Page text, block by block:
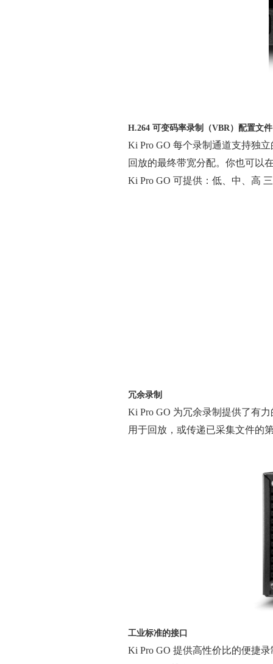
H.264 可变码率录制（VBR）配置文件
Ki Pro GO 每个录制通道支持独
回放的最终带宽分配。 你也可以
Ki Pro GO 可提供：低、中、高
冗余录制
Ki Pro GO 为冗余录制提供了有
用于回放，或传递已采集文件的
工业标准的接口
Ki Pro GO 提供高性价比的便捷